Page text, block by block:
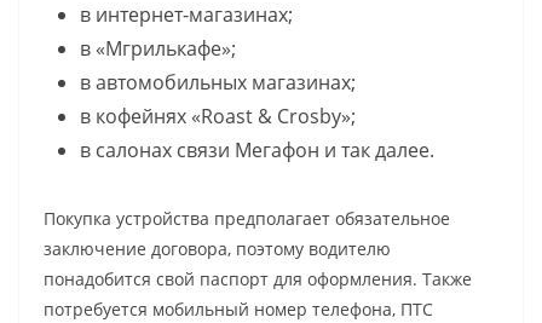
в интернет-магазинах;
в «Мгрилькафе»;
в автомобильных магазинах;
в кофейнях «Roast & Crosby»;
в салонах связи Мегафон и так далее.
Покупка устройства предполагает обязательное
заключение договора, поэтому водителю
понадобится свой паспорт для оформления. Также
потребуется мобильный номер телефона, ПТС